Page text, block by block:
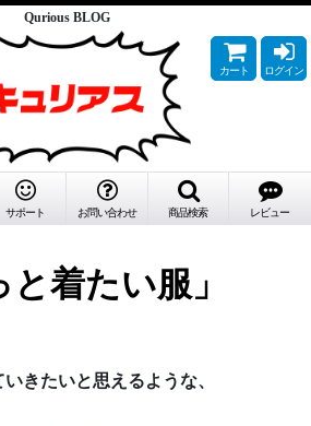
Qurious BLOG
と着たい服」
きたいと思えるような、
カート ログイン
サポート お問い合わせ 商品検索 レビュー